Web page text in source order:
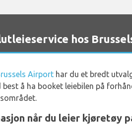
hos
Airport har du et bredt
å ha booket leiebilen på
når du leier kjøretøy